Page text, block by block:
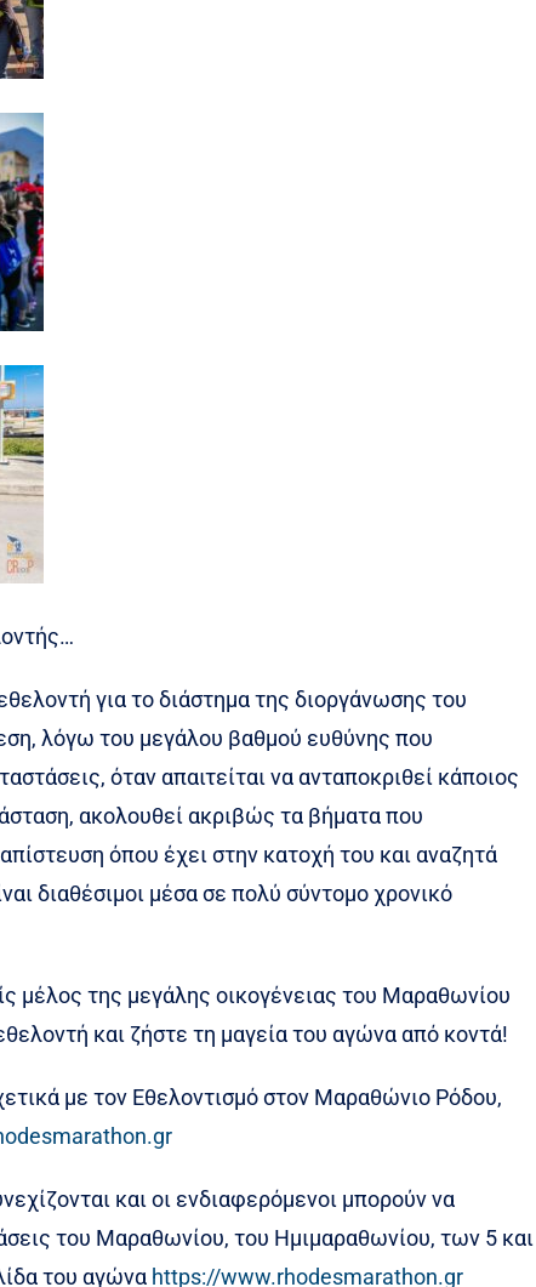
για το διάστημα της διοργάνωσης του
λόγω του μεγάλου βαθμού ευθύνης που
όταν απαιτείται να ανταποκριθεί κάποιος
ακολουθεί ακριβώς τα βήματα που
όπου έχει στην κατοχή του και αναζητά
διαθέσιμοι μέσα σε πολύ σύντομο χρονικό
μέλος της μεγάλης οικογένειας του Μαραθωνίου
και ζήστε τη μαγεία του αγώνα από κοντά!
με τον Εθελοντισμό στον Μαραθώνιο Ρόδου,
και οι ενδιαφερόμενοι μπορούν να
του Μαραθωνίου, του Ημιμαραθωνίου, των 5 και
του αγώνα https://www.rhodesmarathon.gr